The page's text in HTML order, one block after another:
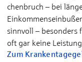
chen­­bruch – bei
sinn­voll – be­son­ders
oft gar kei­ne
Zum